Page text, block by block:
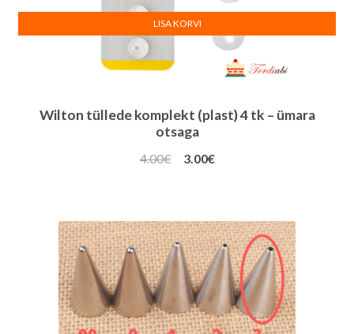
Wilton tüllede komplekt (plast) 4 tk – ümara
otsaga
4.00€
Algne
3.00€Praegune
LISA KORVI